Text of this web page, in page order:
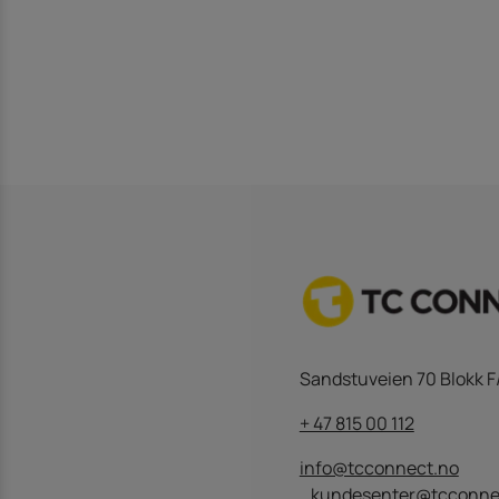
Sandstuveien 70 Blokk
+ 47 815 00 112
info@tcconnect.no